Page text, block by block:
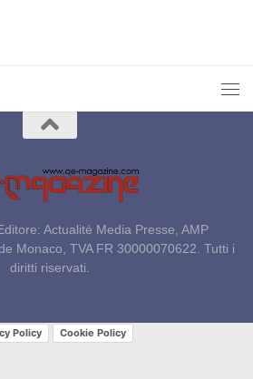
Actualité Media Presse, AMP
Monaco, TVA FR 30000070622. Tutti i
diritti riservati.
Policy Cookie Policy